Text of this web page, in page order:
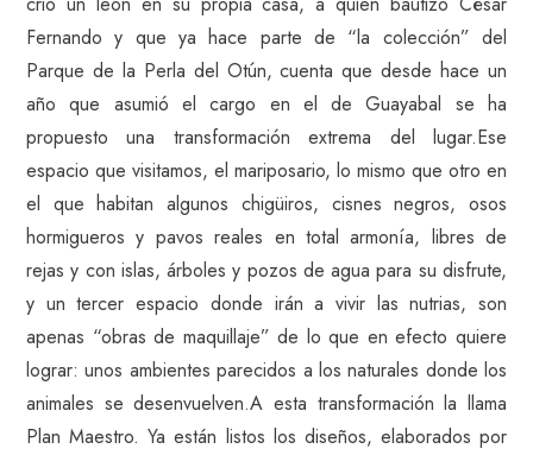
Fernando y que ya hace parte de “la colección” del
Parque de la Perla del Otún, cuenta que desde hace un
año que asumió el cargo en el de Guayabal se ha
propuesto una transformación extrema del lugar.Ese
espacio que visitamos, el mariposario, lo mismo que otro en
el que habitan algunos chigüiros, cisnes negros, osos
hormigueros y pavos reales en total armonía, libres de
rejas y con islas, árboles y pozos de agua para su disfrute,
y un tercer espacio donde irán a vivir las nutrias, son
apenas “obras de maquillaje” de lo que en efecto quiere
lograr: unos ambientes parecidos a los naturales donde los
animales se desenvuelven.A esta transformación la llama
Plan Maestro. Ya están listos los diseños, elaborados por